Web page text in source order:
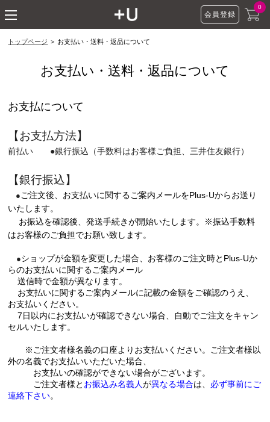
toggle navigation
ショッピングモー
会員登録
0
トップページ お支払い・送料・返品について
お支払い・送料・返品について
お支払について
【お支払方法】
前払い ●銀行振込（手数料はお客様ご負担、三井住友銀行）
【銀行振込】
● ご注文後、お支払いに関するご案内メールをPlus-Uからお送り
いたします。
お振込を確認後、発送手続きが開始いたします。 ※振込手数料
はお客様のご負担でお願い致します。
●ショップが金額を変更した場合、お客様のご注文時とPlus-Uか
らのお支払いに関するご案内メール
送信時で金額が異なります。
お支払いに関するご案内メールに記載の金額をご確認のうえ、
お支払いください。
7日以内にお支払いが確認できない場合、自動でご注文をキャン
セルいたします。
※ご注文者様名義の口座よりお支払いください。ご注文者様以
外の名義でお支払いいただいた場合、
お支払いの確認ができない場合がございます。
ご注文者様と お振込み名義人が異なる場合は、 必ず事前にご
連絡下さい。